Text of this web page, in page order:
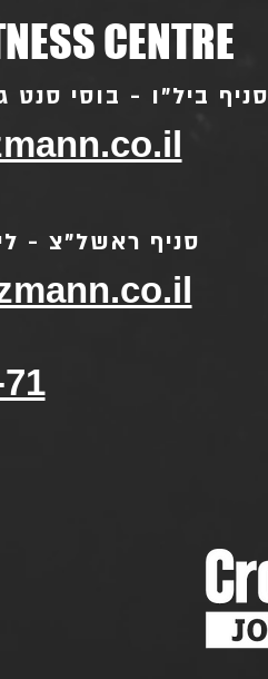
CENTRE
סניף ביל"ו - בוסי סנט ג'ורג' 13 , עקרון 2000,
סניף ראשל"צ - לישנסקי 4 ,